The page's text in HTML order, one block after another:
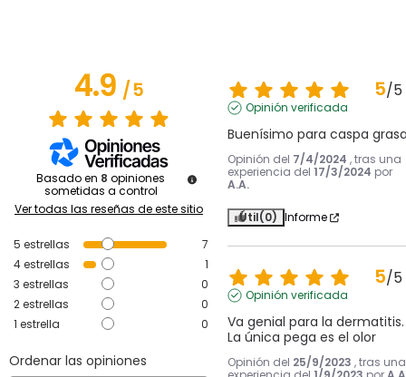
4.9/5
Basado en 8 opiniones
sometidas a control
Ver todas las reseñas de este sitio
5 estrellas
7
4estrellas
1
3 estrellas
0
2estrellas
0
1 estrella 0
Ordenar las opiniones
5/5
Opinión verificada
Buenísimo para caspa
Opinión del 7/4/2024 , tras una
experiencia del 17/3/2024 por
A.A.
Útil(0) Informe
5/5
Opinión verificada
Va genial para la dermatitis.
La única pega es el olor
Opinión del 25/9/2023 , tras una